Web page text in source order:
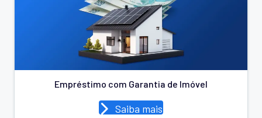
Empréstimo com Garantia de Imóvel
Saiba mais